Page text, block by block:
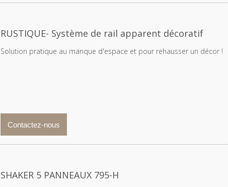
RUSTIQUE- Système de rail apparent décoratif
Solution pratique au manque d'espace et pour rehausser un décor !
SHAKER 5 PANNEAUX 795-H